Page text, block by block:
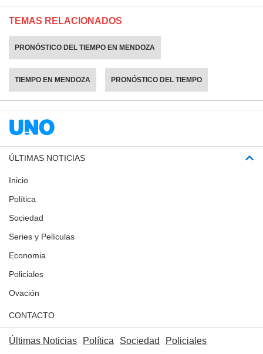
TEMAS RELACIONADOS
PRONÓSTICO DEL TIEMPO EN MENDOZA
TIEMPO EN MENDOZA PRONÓSTICO DEL TIEMPO
ÚLTIMAS NOTICIAS
Inicio
Política
Sociedad
Series y Películas
Economia
Policiales
Ovación
CONTACTO
Últimas Noticias Política Sociedad
Policiales